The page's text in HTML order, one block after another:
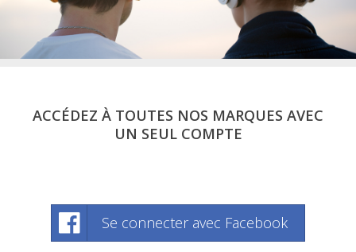
ACCÉDEZ À TOUTES NOS MARQUES AVEC
UN SEUL COMPTE
Se connecter avec Facebook